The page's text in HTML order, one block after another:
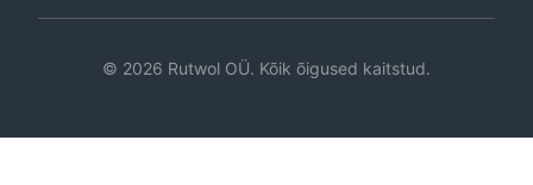
© 2026 Rutwol OÜ. Kõik õigused kaitstud.